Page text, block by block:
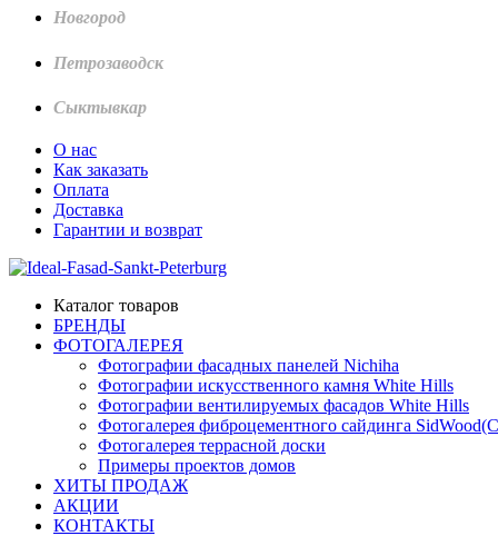
Новгород
Петрозаводск
Сыктывкар
О нас
Как заказать
Оплата
Доставка
Гарантии и возврат
Каталог товаров
БРЕНДЫ
ФОТОГАЛЕРЕЯ
Фотографии фасадных панелей Nichiha
Фотографии искусственного камня White Hills
Фотографии вентилируемых фасадов White Hills
Фотогалерея фиброцементного сайдинга
Фотогалерея террасной доски
Примеры проектов домов
ХИТЫ ПРОДАЖ
АКЦИИ
КОНТАКТЫ